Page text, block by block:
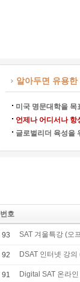
알아두면 유용한
미국 명문대학을
언제나 어디서나
글로벌리더 육성을
번호
93 SAT 겨울특강 (오
92 DSAT 인터넷 강
91 Digital SAT 온라